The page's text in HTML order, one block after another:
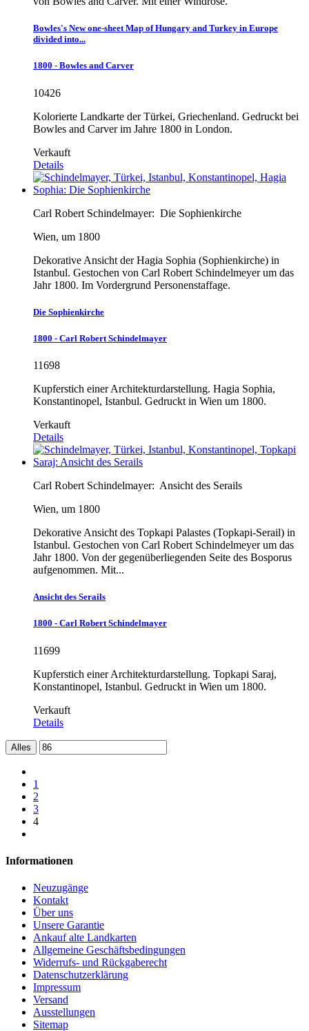
Bowles's New one-sheet Map of Hungary and Turkey in Europe
divided into...
1800 - Bowles and Carver
10426
Kolorierte Landkarte der Türkei, Griechenland. Gedruckt bei
Bowles and Carver im Jahre 1800 in London.
Verkauft
Details
Carl Robert Schindelmayer: Die Sophienkirche
Wien, um 1800
Dekorative Ansicht der Hagia Sophia (Sophienkirche) in
Istanbul. Gestochen von Carl Robert Schindelmeyer um das
Jahr 1800. Im Vordergrund Personenstaffage.
Die Sophienkirche
1800 - Carl Robert Schindelmayer
11698
Kupferstich einer Architekturdarstellung. Hagia Sophia,
Konstantinopel, Istanbul. Gedruckt in Wien um 1800.
Verkauft
Details
Carl Robert Schindelmayer: Ansicht des Serails
Wien, um 1800
Dekorative Ansicht des Topkapi Palastes (Topkapi-Serail) in
Istanbul. Gestochen von Carl Robert Schindelmeyer um das
Jahr 1800. Von der gegenüberliegenden Seite des Bosporus
aufgenommen. Mit...
Ansicht des Serails
1800 - Carl Robert Schindelmayer
11699
Kupferstich einer Architekturdarstellung. Topkapi Saraj,
Konstantinopel, Istanbul. Gedruckt in Wien um 1800.
Verkauft
Details
Alles
1
2
3
4
Informationen
Neuzugänge
Kontakt
Über uns
Unsere Garantie
Ankauf alte Landkarten
Allgemeine Geschäftsbedingungen
Widerrufs- und Rückgaberecht
Datenschutzerklärung
Impressum
Versand
Ausstellungen
Sitemap